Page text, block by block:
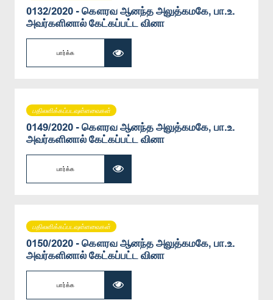
0132/2020 - கௌரவ ஆனந்த அலுத்கமகே, பா.உ.
அவர்களினால் கேட்கப்பட்ட வினா
பார்க்க
பதிலளிக்கப்படவுள்ளவைகள்
0149/2020 - கௌரவ ஆனந்த அலுத்கமகே, பா.உ.
அவர்களினால் கேட்கப்பட்ட வினா
பார்க்க
பதிலளிக்கப்படவுள்ளவைகள்
0150/2020 - கௌரவ ஆனந்த அலுத்கமகே, பா.உ.
அவர்களினால் கேட்கப்பட்ட வினா
பார்க்க